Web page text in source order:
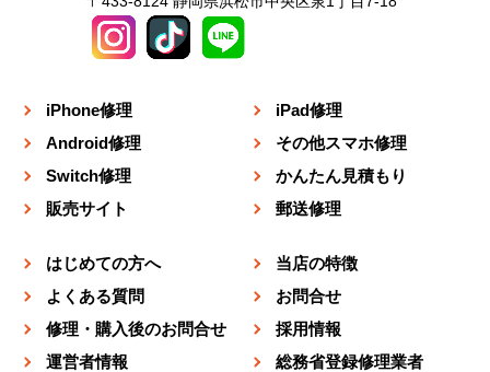
iPhone修理
iPad修理
Android修理
その他スマホ修理
Switch修理
かんたん見積もり
販売サイト
郵送修理
はじめての方へ
当店の特徴
よくある質問
お問合せ
修理・購入後のお問合せ
採用情報
運営者情報
総務省登録修理業者